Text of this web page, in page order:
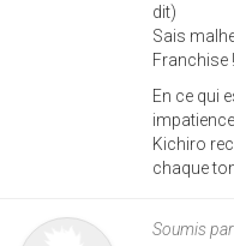
dit)
Sais
Franchise
En ce qui
Kichiro
chaque
Soumis par